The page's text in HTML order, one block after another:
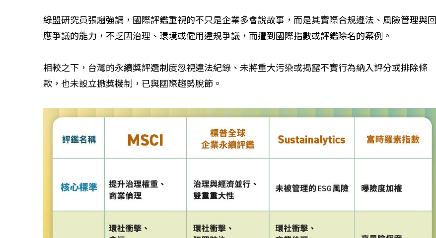
綠盟研究員張趙強調，國際評鑑重視的不只是企業多會說故事，而是其實際合規遵法、風險管理與回
應爭議的能力，不乏因治理、環境或僱用違規爭議，而遭到國際指數或評鑑除名的案例。
相較之下，台灣的永續獎評選制度忽視違法紀錄、未將重大污染或揭露不實行為納入評分或排除條
款，也未設立撤獎機制，已與國際趨勢脫節。